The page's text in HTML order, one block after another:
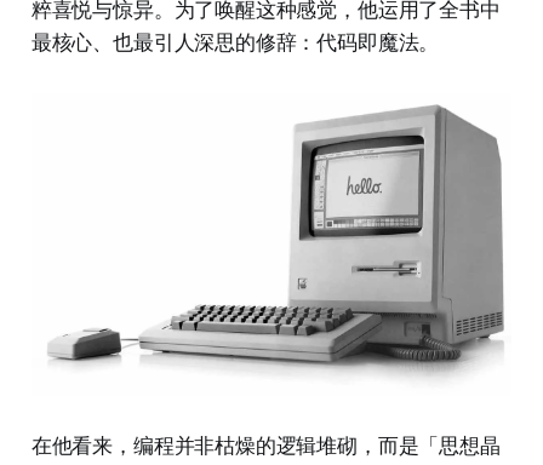
粹喜悦与惊异。为了唤醒这种感觉，他运用了全书中
最核心、也最引人深思的修辞：代码即魔法。
在他看来，编程并非枯燥的逻辑堆砌，而是「思想晶